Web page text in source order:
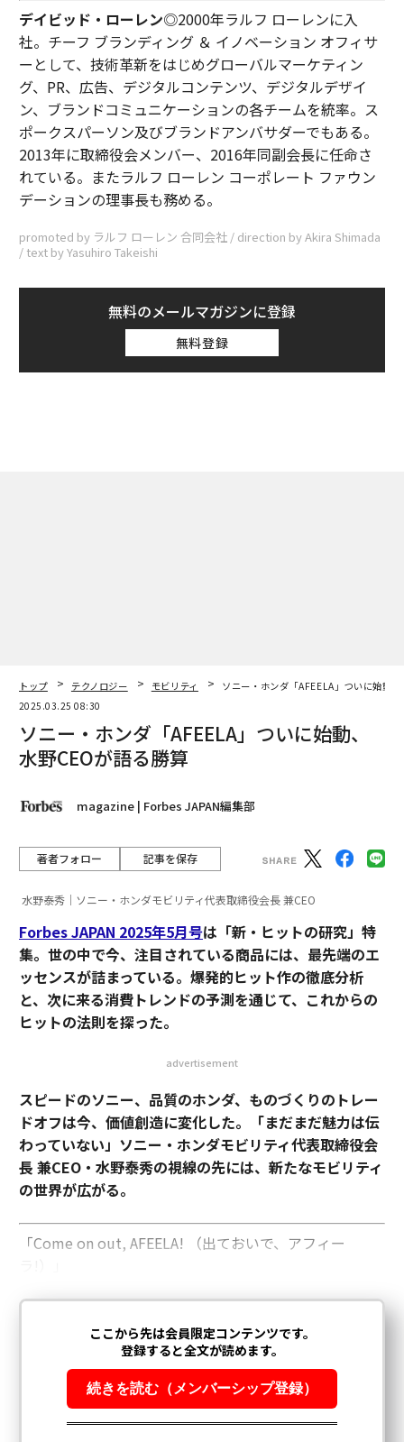
デイビッド・ローレン◎2000年ラルフ ローレンに入
社。チーフ ブランディング ＆ イノベーション オフィサ
ーとして、技術革新をはじめグローバルマーケティン
グ、PR、広告、デジタルコンテンツ、デジタルデザイ
ン、ブランドコミュニケーションの各チームを統率。ス
ポークスパーソン及びブランドアンバサダーでもある。
2013年に取締役会メンバー、2016年同副会長に任命さ
れている。またラルフ ローレン コーポレート ファウン
デーションの理事長も務める。
promoted by ラルフ ローレン 合同会社 / direction by Akira Shimada
/ text by Yasuhiro Takeishi
無料のメールマガジンに登録
無料登録
トップ テクノロジー モビリティ
ソニー・ホンダ「AFEELA」ついに始動
2025.03.25 08:30
ソニー・ホンダ「AFEELA」ついに始動、
水野CEOが語る勝算
magazine | Forbes JAPAN編集部
著者フォロー 記事を保存
水野泰秀｜ソニー・ホンダモビリティ代表取締役会長 兼CEO
Forbes JAPAN 2025年5月号は「新・ヒットの研究」特
集。世の中で今、注目されている商品には、最先端のエ
ッセンスが詰まっている。爆発的ヒット作の徹底分析
と、次に来る消費トレンドの予測を通じて、これからの
ヒットの法則を探った。
advertisement
スピードのソニー、品質のホンダ、ものづくりのトレー
ドオフは今、価値創造に変化した。「まだまだ魅力は伝
わっていない」ソニー・ホンダモビリティ代表取締役会
長 兼CEO・水野泰秀の視線の先には、新たなモビリティ
の世界が広がる。
「Come on out, AFEELA! （出ておいで、アフィー